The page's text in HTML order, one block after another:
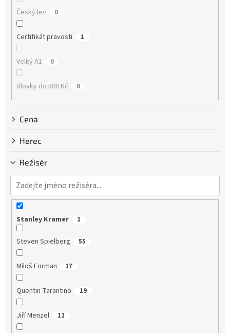
Český lev 0
Certifikát pravosti 1
Velký A1 0
Úlovky do 500 Kč 0
Cena
Herec
Režisér
Stanley Kramer 1
Steven Spielberg 55
Miloš Forman 17
Quentin Tarantino 19
Jiří Menzel 11